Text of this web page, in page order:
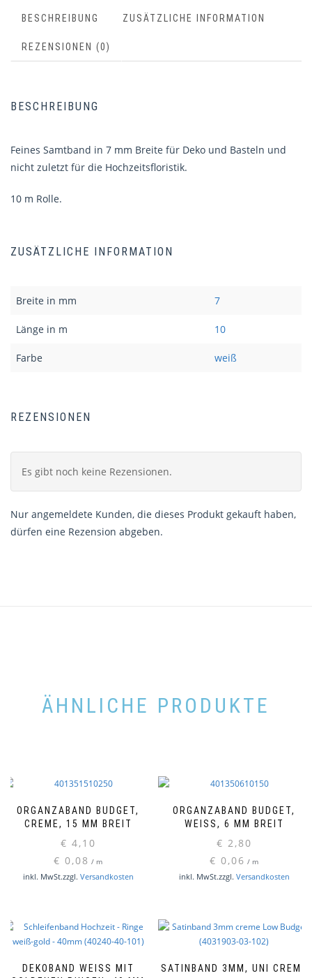
BESCHREIBUNG ZUSÄTZLICHE INFORMATION
REZENSIONEN (0)
BESCHREIBUNG
Feines Samtband in 7 mm Breite für Deko und Basteln und
nicht zuletzt für die Hochzeitsfloristik.
10 m Rolle.
ZUSÄTZLICHE INFORMATION
Breite in mm 7
Länge in m 10
Farbe weiß
REZENSIONEN
Es gibt noch keine Rezensionen.
Nur angemeldete Kunden, die dieses Produkt gekauft haben,
dürfen eine Rezension abgeben.
ÄHNLICHE PRODUKTE
ORGANZABAND BUDGET,
CREME, 15 MM BREIT
€ 4,10
€ 0,08 / m
inkl. MwSt.zzgl. Versandkosten
ORGANZABAND BUDGET,
WEISS, 6 MM BREIT
€ 2,80
€ 0,06 / m
inkl. MwSt.zzgl. Versandkosten
DEKOBAND WEISS MIT G
SATINBAND 3MM, UNI CREME